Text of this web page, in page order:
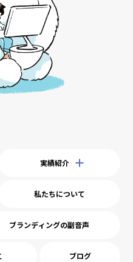
実績紹介
私たちについて
ブランディングの副音声
ブログ